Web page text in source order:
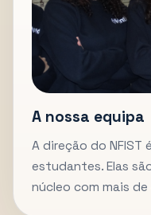
A nossa equipa
A direção do
estudantes. Elas
núcleo com mais